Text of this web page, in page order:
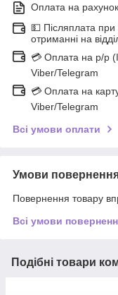
Оплата на рахунок
💵 Післяплата
отриманні на
💳 Оплата на р/р
Viber/Telegram
💳 Оплата на
Viber/Telegram
Всі умови оплати
Умови
Повернення товару
Всі умови
Подібні товари